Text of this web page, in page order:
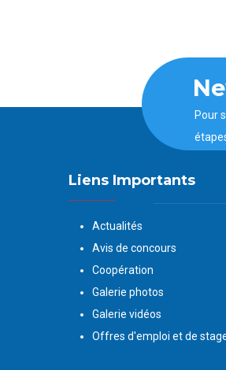
Pour
Liens Importants
Actualités
Avis de concours
Coopération
Galerie photos
Galerie vidéos
Offres d'emploi et de